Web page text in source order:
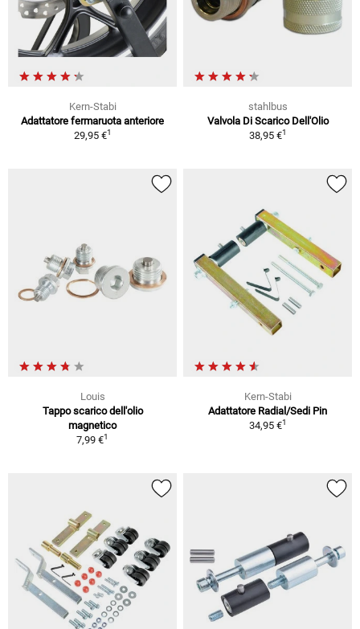
Kern-Stabi
Adattatore fermaruota anteriore
29,95 €1
stahlbus
Valvola Di Scarico Dell'Olio
38,95 €1
Louis
Tappo scarico dell'olio
magnetico
7,99 €1
Kern-Stabi
Adattatore Radial/Sedi Pin
34,95 €1